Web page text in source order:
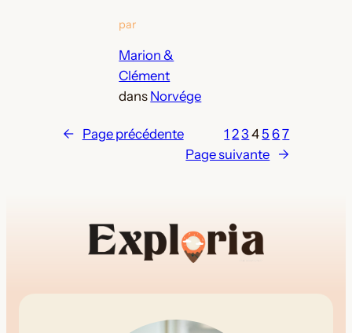
par
Marion &
Clément
dans Norvége
← Page précédente 1 23 4 5 67
Page suivante →
votre guide de Glenfinnan